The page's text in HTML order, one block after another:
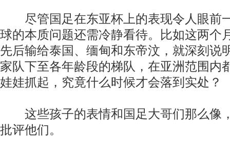
尽管国足在东亚杯上的表现令人眼前
球的本质问题还需冷静看待。比如这两个
先后输给泰国、缅甸和东帝汶，就深刻说
家队下至各年龄段的梯队，在亚洲范围内
娃娃抓起，究竟什么时候才会落到实处？
这些孩子的表情和国足大哥们那么像
批评他们。